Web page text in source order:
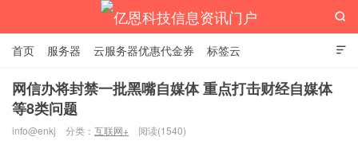
亿恩科技信息资讯门户

首页 服务器 云服务器优惠代金券 标签云

网信办将封禁一批黑嘴自媒体 重点打击财经自媒体
等8类问题
info@enkj 分类： 互联网+ 阅读(1540)